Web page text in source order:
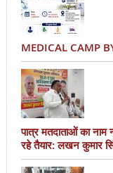
MEDICAL CAMP
पात्र मतदाताओं का नाम
रहे तैयार: लखन कुमार